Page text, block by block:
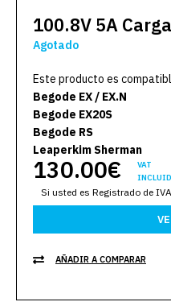
100.8V 5A
Agotado
Este producto es
Begode EX / EX.N
Begode EX20S
Begode RS
Leaperkim Sherman
130.00€
VAT
Si usted es Registrado de
AÑADIR A COMPARAR